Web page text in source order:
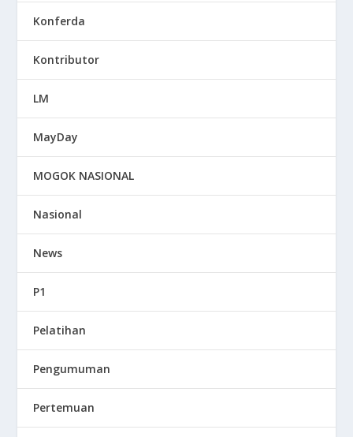
Konferda
Kontributor
LM
MayDay
MOGOK NASIONAL
Nasional
News
P1
Pelatihan
Pengumuman
Pertemuan